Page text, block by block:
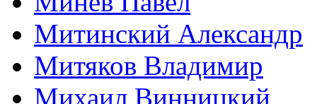
Митинский Александр
Митяков Владимир
Михаил Винницкий